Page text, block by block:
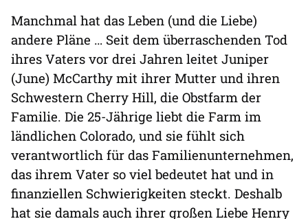
Manchmal hat das Leben (und die Liebe)
andere Pläne … Seit dem überraschenden Tod
ihres Vaters vor drei Jahren leitet Juniper
(June) McCarthy mit ihrer Mutter und ihren
Schwestern Cherry Hill, die Obstfarm der
Familie. Die 25-Jährige liebt die Farm im
ländlichen Colorado, und sie fühlt sich
verantwortlich für das Familienunternehmen,
das ihrem Vater so viel bedeutet hat und in
finanziellen Schwierigkeiten steckt. Deshalb
hat sie damals auch ihrer großen Liebe Henry